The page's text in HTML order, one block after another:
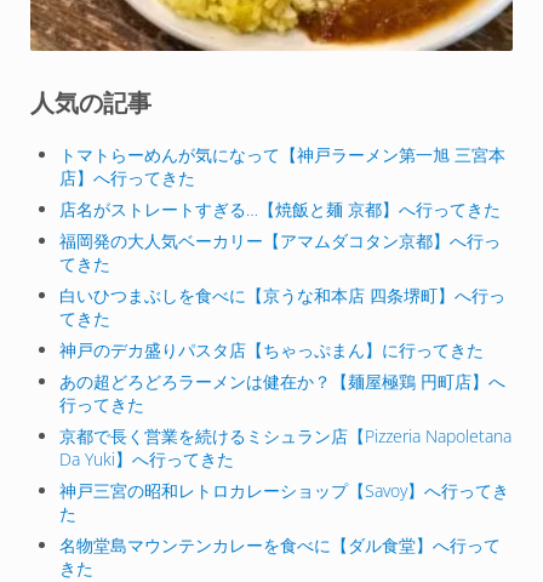
人気の記事
トマトらーめんが気になって【神戸ラーメン第一旭 三宮本
店】へ行ってきた
店名がストレートすぎる…【焼飯と麺 京都】へ行ってきた
福岡発の大人気ベーカリー【アマムダコタン京都】へ行っ
てきた
白いひつまぶしを食べに【京うな和本店 四条堺町】へ行っ
てきた
神戸のデカ盛りパスタ店【ちゃっぷまん】に行ってきた
あの超どろどろラーメンは健在か？【麺屋極鶏 円町店】へ
行ってきた
京都で長く営業を続けるミシュラン店【Pizzeria Napoletana
Da Yuki】へ行ってきた
神戸三宮の昭和レトロカレーショップ【Savoy】へ行ってき
た
名物堂島マウンテンカレーを食べに【ダル食堂】へ行って
きた